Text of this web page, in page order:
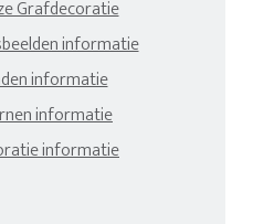
Grafdecoratie
informatie
informatie
informatie
informatie